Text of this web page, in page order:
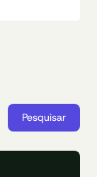
Pesquisar